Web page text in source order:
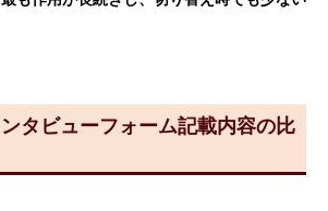
タビューフォーム記載内容の比